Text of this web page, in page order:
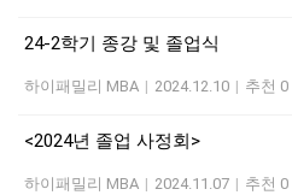
24-2학기 종강 및 졸업식
하이패밀리 MBA | 2024.12.10 | 추천 0
<2024년 졸업 사정회>
하이패밀리 MBA | 2024.11.07 | 추천 0